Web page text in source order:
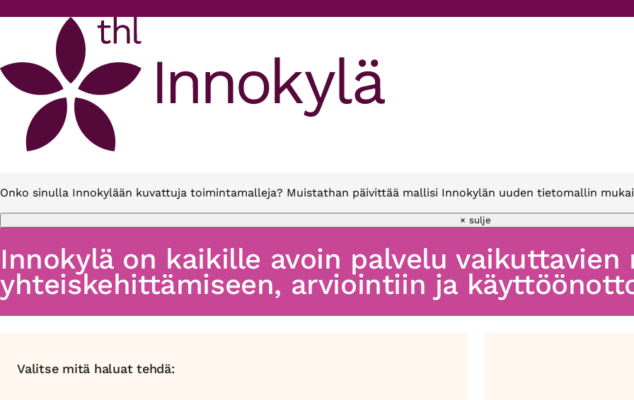
Onko sinulla Innokylään kuvattuja toimintamalleja? Muistathan päivittää mallisi Innokylän uuden tietomallin
× sulje
Innokylä on kaikille avoin palvelu vaikuttavien
yhteiskehittämiseen, arviointiin ja
Valitse mitä haluat tehdä: